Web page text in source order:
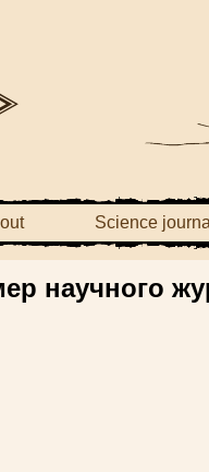
Science
научного